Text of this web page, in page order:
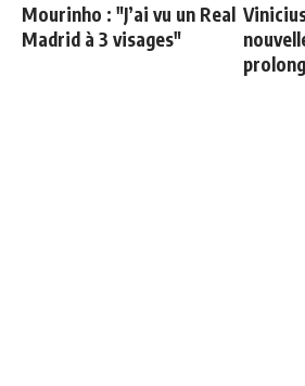
Mourinho : "J’ai vu un Real
Madrid à 3 visages"